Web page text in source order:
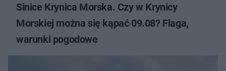
Sinice Krynica Morska. Czy w Krynicy
Morskiej można się kąpać 09.08? Flaga,
warunki pogodowe